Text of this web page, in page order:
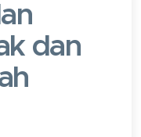
dan